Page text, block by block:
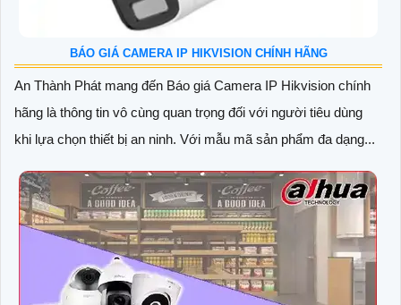
BÁO GIÁ CAMERA IP HIKVISION CHÍNH HÃNG
An Thành Phát mang đến Báo giá Camera IP Hikvision chính
hãng là thông tin vô cùng quan trọng đối với người tiêu dùng
khi lựa chọn thiết bị an ninh. Với mẫu mã sản phẩm đa dạng...